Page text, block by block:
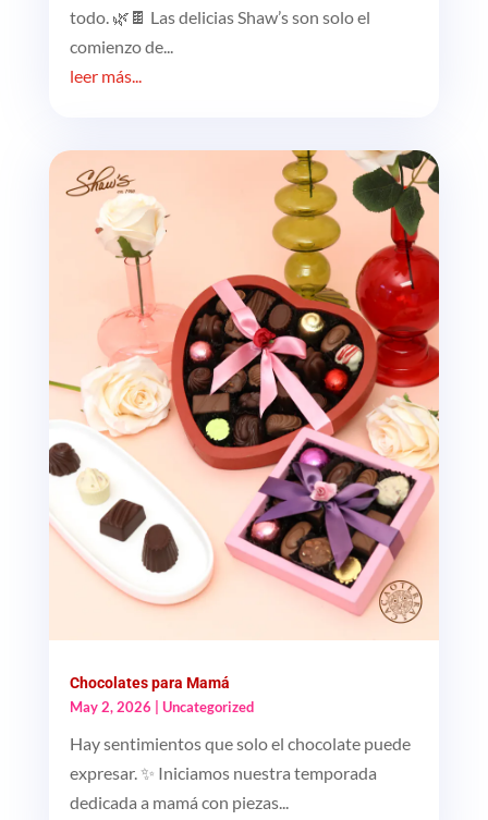
todo. 🌿🍫 Las delicias Shaw’s son solo el
comienzo de...
leer más...
Chocolates para Mamá
May 2, 2026
Uncategorized
Hay sentimientos que solo el chocolate puede
expresar. ✨ Iniciamos nuestra temporada
dedicada a mamá con piezas...